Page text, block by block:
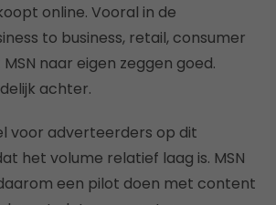
online. Vooral in de
to business, retail, consumer
naar eigen zeggen goed.
achter.
voor adverteerders op dit
het volume relatief laag is. MSN
een pilot doen met content